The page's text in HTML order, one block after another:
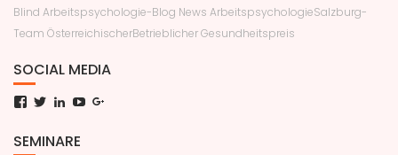
Blind Arbeitspsychologie-Blog News ArbeitspsychologieSalzburg-
Team ÖsterreichischerBetrieblicher Gesundheitspreis
SOCIAL MEDIA
Facebook
TwitterLinkedInYouTube
SEMINARE